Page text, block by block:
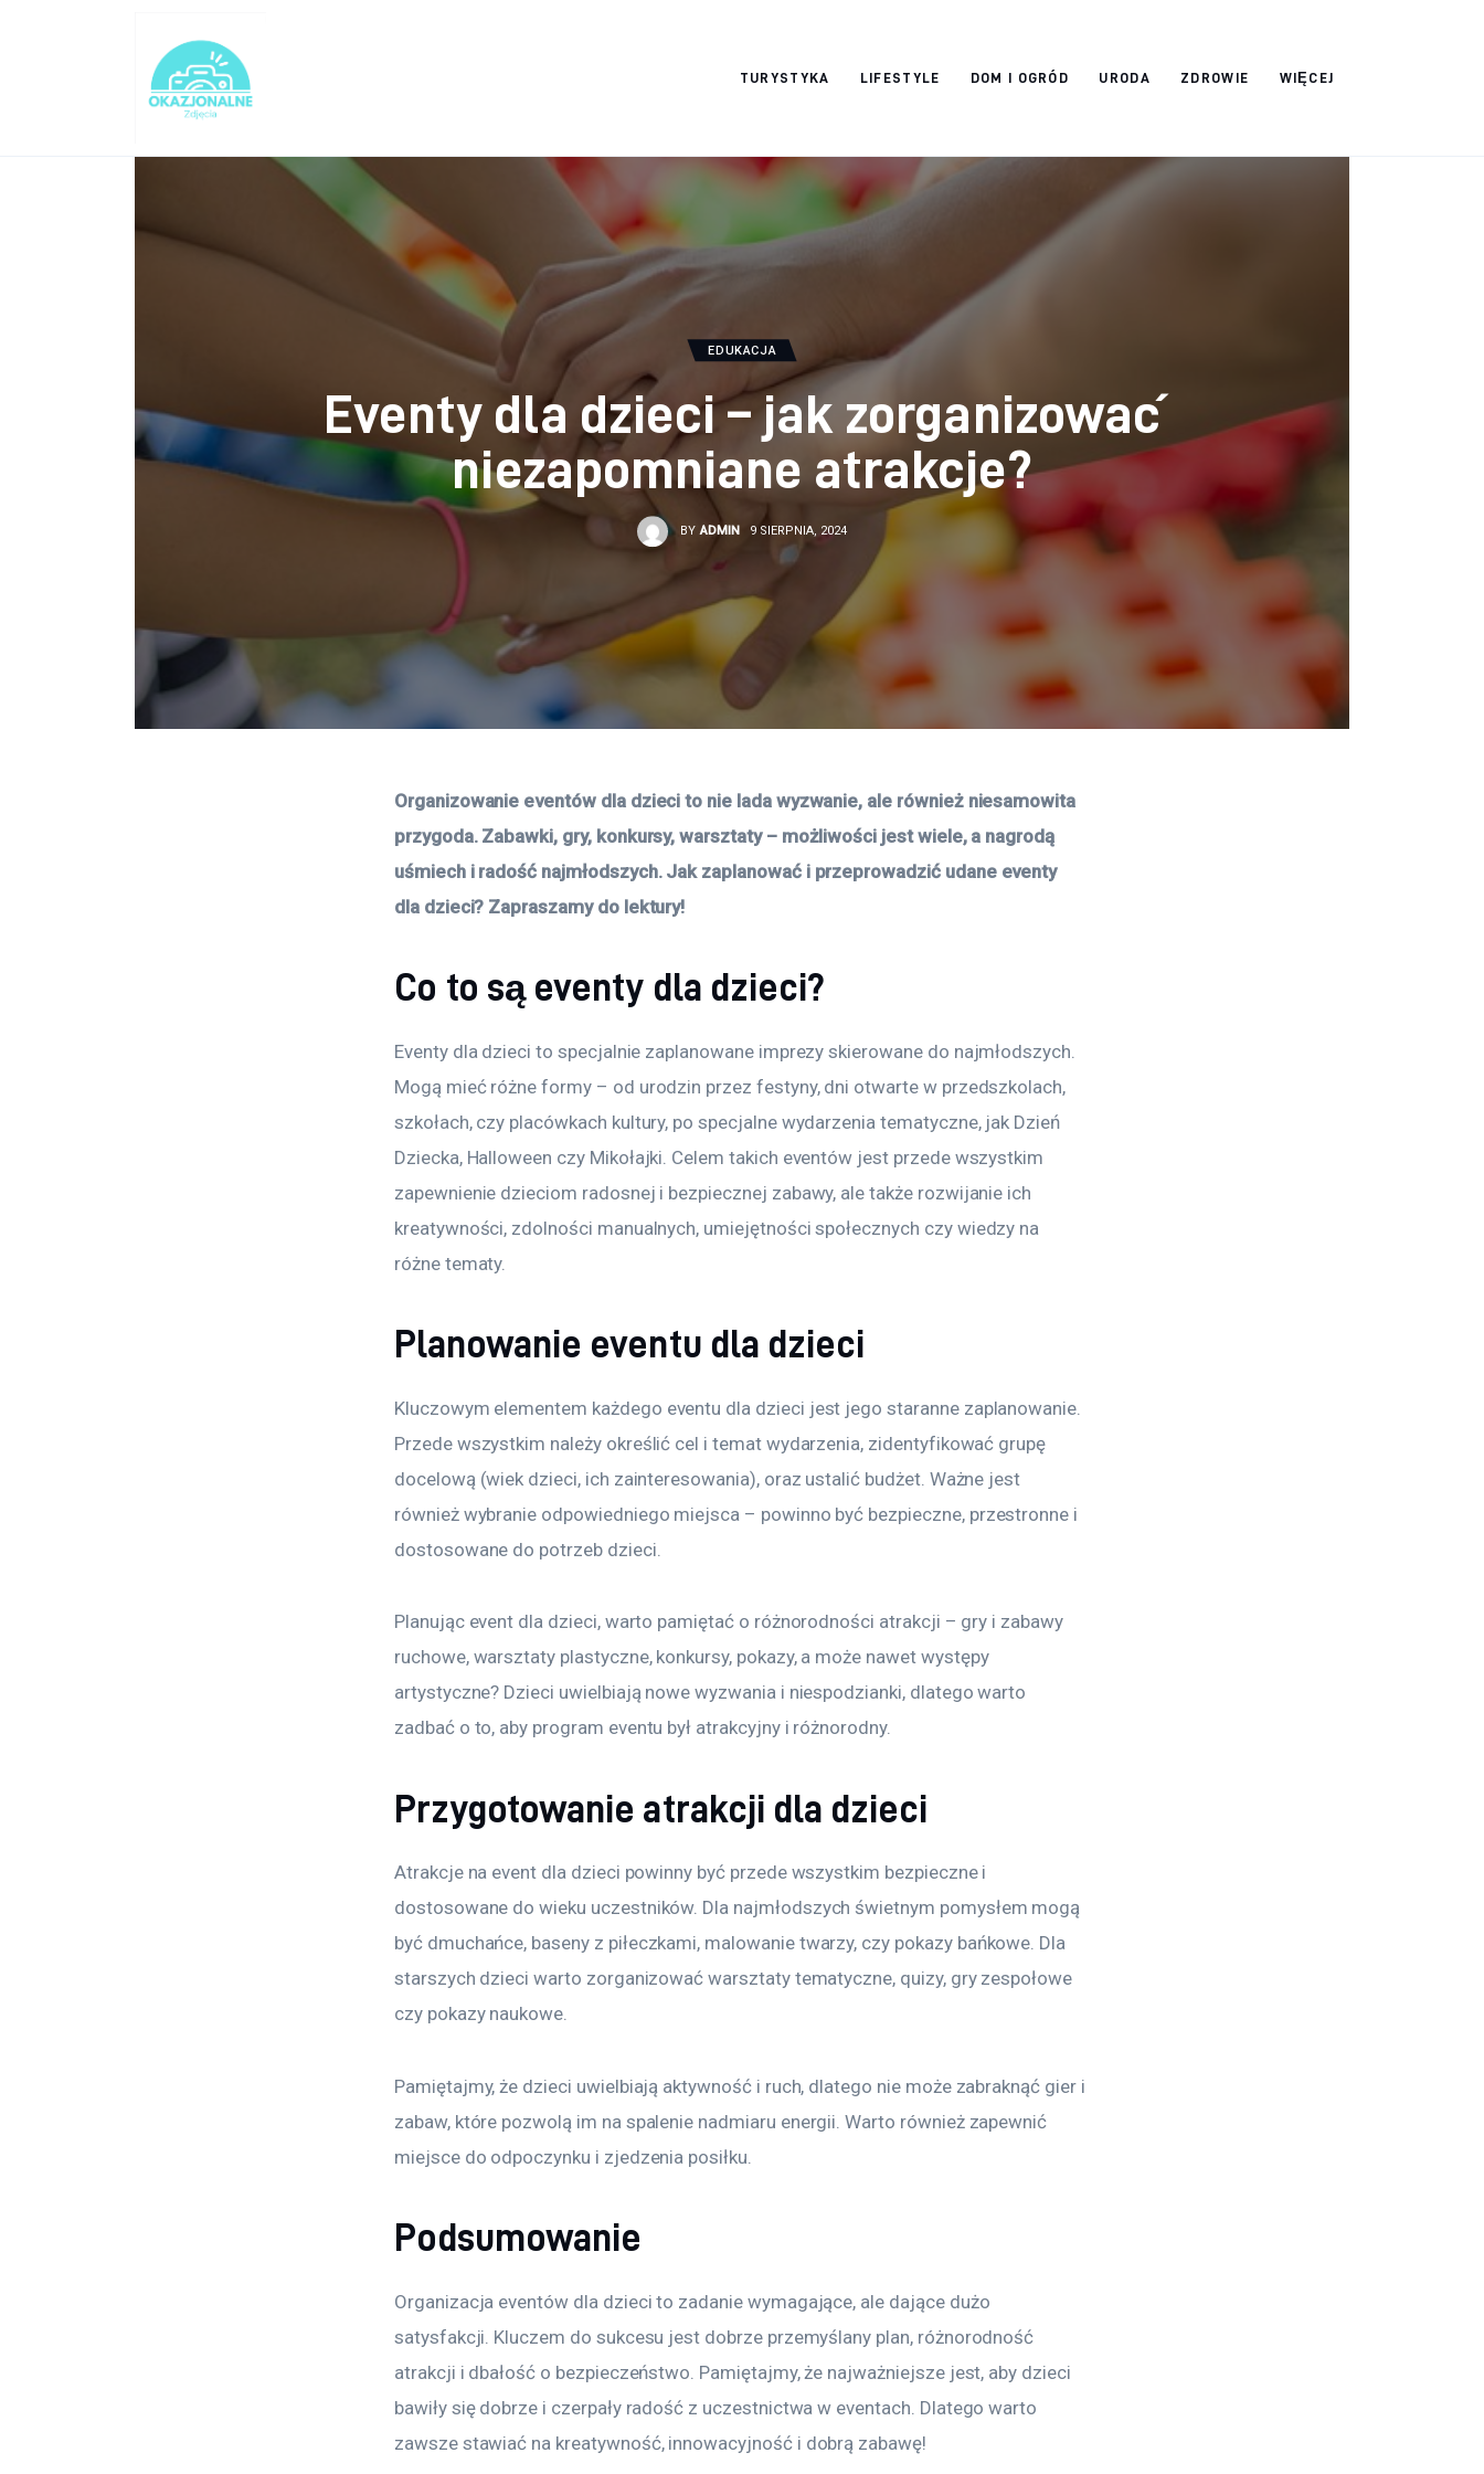
TURYSTYKA LIFESTYLE DOM I OGRÓD URODA ZDROWIE WIĘCEJ
okazjonalne-
EDUKACJA
Eventy dla dzieci – jak zorganizować
niezapomniane atrakcje?
BY ADMIN 9 SIERPNIA, 2024
Organizowanie eventów dla dzieci to nie lada wyzwanie, ale również niesamowita
przygoda. Zabawki, gry, konkursy, warsztaty – możliwości jest wiele, a nagrodą
uśmiech i radość najmłodszych. Jak zaplanować i przeprowadzić udane eventy
dla dzieci? Zapraszamy do lektury!
Co to są eventy dla dzieci?
Eventy dla dzieci to specjalnie zaplanowane imprezy skierowane do najmłodszych.
Mogą mieć różne formy – od urodzin przez festyny, dni otwarte w przedszkolach,
szkołach, czy placówkach kultury, po specjalne wydarzenia tematyczne, jak Dzień
Dziecka, Halloween czy Mikołajki. Celem takich eventów jest przede wszystkim
zapewnienie dzieciom radosnej i bezpiecznej zabawy, ale także rozwijanie ich
kreatywności, zdolności manualnych, umiejętności społecznych czy wiedzy na
różne tematy.
Planowanie eventu dla dzieci
Kluczowym elementem każdego eventu dla dzieci jest jego staranne zaplanowanie.
Przede wszystkim należy określić cel i temat wydarzenia, zidentyfikować grupę
docelową (wiek dzieci, ich zainteresowania), oraz ustalić budżet. Ważne jest
również wybranie odpowiedniego miejsca – powinno być bezpieczne, przestronne i
dostosowane do potrzeb dzieci.
Planując event dla dzieci, warto pamiętać o różnorodności atrakcji – gry i zabawy
ruchowe, warsztaty plastyczne, konkursy, pokazy, a może nawet występy
artystyczne? Dzieci uwielbiają nowe wyzwania i niespodzianki, dlatego warto
zadbać o to, aby program eventu był atrakcyjny i różnorodny.
Przygotowanie atrakcji dla dzieci
Atrakcje na event dla dzieci powinny być przede wszystkim bezpieczne i
dostosowane do wieku uczestników. Dla najmłodszych świetnym pomysłem mogą
być dmuchańce, baseny z piłeczkami, malowanie twarzy, czy pokazy bańkowe. Dla
starszych dzieci warto zorganizować warsztaty tematyczne, quizy, gry zespołowe
czy pokazy naukowe.
Pamiętajmy, że dzieci uwielbiają aktywność i ruch, dlatego nie może zabraknąć gier i
zabaw, które pozwolą im na spalenie nadmiaru energii. Warto również zapewnić
miejsce do odpoczynku i zjedzenia posiłku.
Podsumowanie
Organizacja eventów dla dzieci to zadanie wymagające, ale dające dużo
satysfakcji. Kluczem do sukcesu jest dobrze przemyślany plan, różnorodność
atrakcji i dbałość o bezpieczeństwo. Pamiętajmy, że najważniejsze jest, aby dzieci
bawiły się dobrze i czerpały radość z uczestnictwa w eventach. Dlatego warto
zawsze stawiać na kreatywność, innowacyjność i dobrą zabawę!